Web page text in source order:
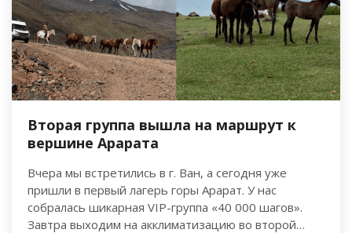
Вторая группа вышла на маршрут к
вершине Арарата
Вчера мы встретились в г. Ван, а сегодня уже
пришли в первый лагерь горы Арарат. У нас
собралась шикарная VIP-группа «40 000 шагов».
Завтра выходим на акклиматизацию во второй